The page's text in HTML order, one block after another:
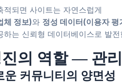
적되면 사이트는 자연스럽게
체 정보)와 정성 데이터(이용자 평
하는 신뢰형 데이터베이스로 발전
의 역할 ― 관
운 커뮤니티의 양면성